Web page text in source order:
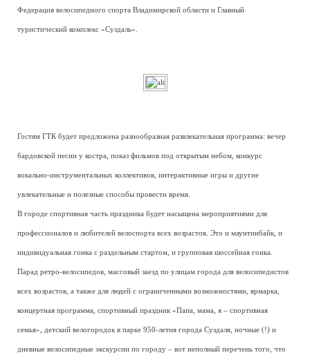
Федерация велосипедного спорта Владимирской области и Главный
туристический комплекс «Суздаль».
Гостям ГТК будет предложена разнообразная развлекательная программа: вечер
бардовской песни у костра, показ фильмов под открытым небом, конкурс
вокально-инструментальных коллективов, интерактивные игры и другие
увлекательные и полезные способы провести время.
В городе спортивная часть праздника будет насыщена мероприятиями для
профессионалов и любителей велоспорта всех возрастов. Это и маунтинбайк, и
индивидуальная гонка с раздельным стартом, и групповая шоссейная гонка.
Парад ретро-велосипедов, массовый заезд по улицам города для велосипедистов
всех возрастов, а также для людей с ограниченными возможностями, ярмарка,
концертная программа, спортивный праздник «Папа, мама, я – спортивная
семья», детский велогородок в парке 950-летия города Суздаля, ночные (!) и
дневные велосипедные экскурсии по городу – вот неполный перечень того, что